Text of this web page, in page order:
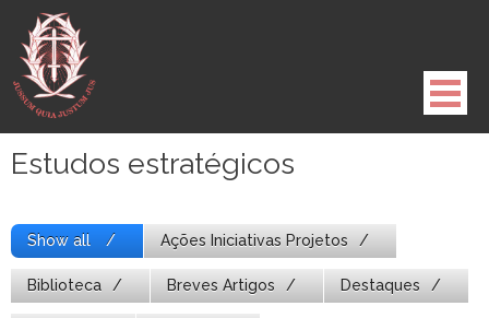
para
conteúdo
Estudos estratégicos
Show all Ações Iniciativas Projetos
Biblioteca Breves Artigos Destaques